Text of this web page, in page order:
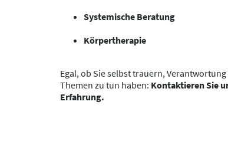
Systemische Beratung
Körpertherapie
Egal, ob Sie selbst trauern,
Themen zu tun haben: Kontaktieren Sie
Erfahrung.